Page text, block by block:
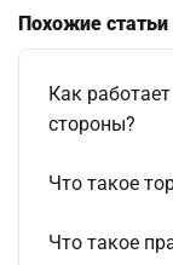
Похожие статьи
Как
стороны?
Что такое
Что такое